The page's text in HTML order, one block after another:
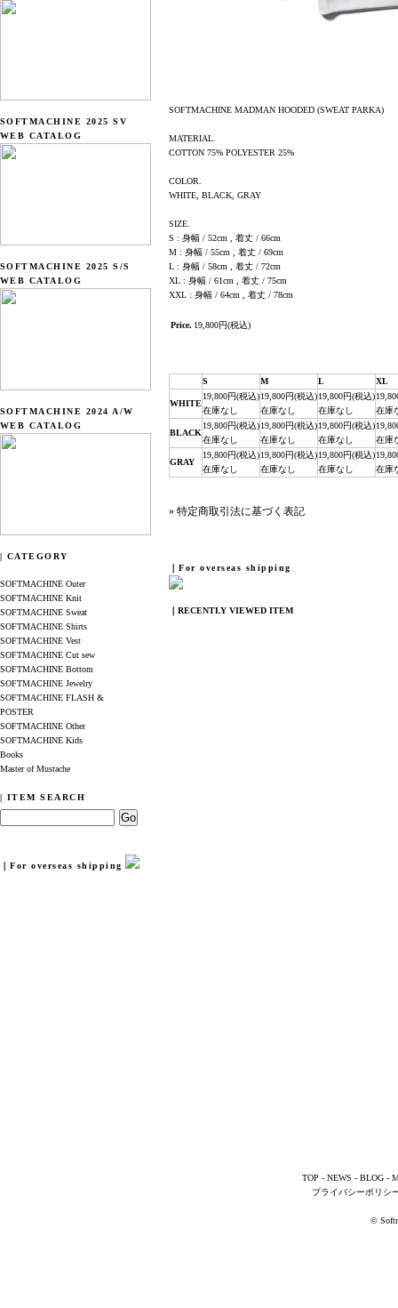
SOFTMACHINE 2025 SV
WEB CATALOG
SOFTMACHINE 2025 S/S
WEB CATALOG
SOFTMACHINE 2024 A/W
WEB CATALOG
| CATEGORY
SOFTMACHINE Outer
SOFTMACHINE Knit
SOFTMACHINE Sweat
SOFTMACHINE Shirts
SOFTMACHINE Vest
SOFTMACHINE Cut sew
SOFTMACHINE Bottom
SOFTMACHINE Jewelry
SOFTMACHINE FLASH &
POSTER
SOFTMACHINE Other
SOFTMACHINE Kids
Books
Master of Mustache
| ITEM SEARCH
｜For overseas shipping
SOFTMACHINE MADMAN HOODED (SWEAT PARKA)
MATERIAL.
COTTON 75% POLYESTER 25%
COLOR.
WHITE, BLACK, GRAY
SIZE.
S : 身幅 / 52cm , 着丈 / 66cm
M : 身幅 / 55cm , 着丈 / 69cm
L : 身幅 / 58cm , 着丈 / 72cm
XL : 身幅 / 61cm , 着丈 / 75cm
XXL : 身幅 / 64cm , 着丈 / 78cm
Price. 19,800円(税込)
S M L XL
WHITE
19,800円(税込)
在庫なし
19,800円(税込)
在庫なし
19,800円(税込)
在庫なし
在庫
BLACK
19,800円(税込)
在庫なし
19,800円(税込)
在庫なし
19,800円(税込)
在庫なし
在庫
GRAY
19,800円(税込)
在庫なし
19,800円(税込)
在庫なし
19,800円(税込)
在庫なし
在庫
» 特定商取引法に基づく表記
｜For overseas shipping
｜RECENTLY VIEWED ITEM
TOP - NEWS - BLOG -
プライバシーポリシ
©